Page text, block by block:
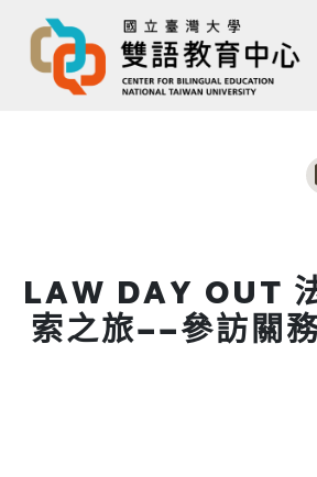
LAW DAY OUT
索之旅——參訪關